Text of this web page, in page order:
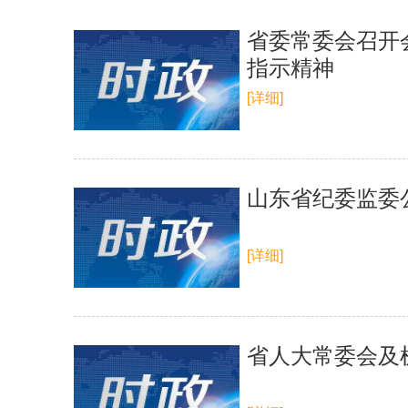
省委常委会召
指示精神
[详细]
山东省纪委监
[详细]
省人大常委会